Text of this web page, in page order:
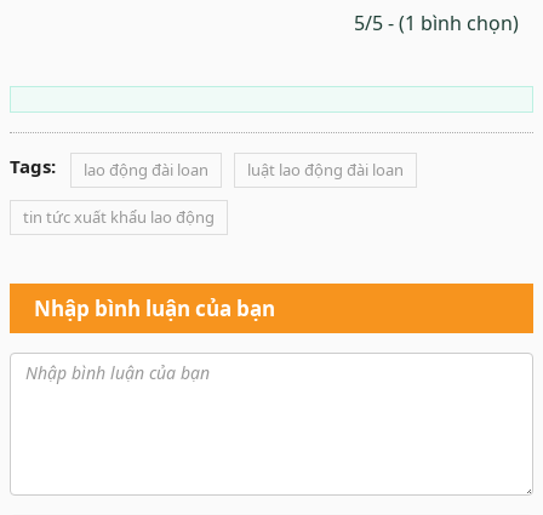
5/5 - (1 bình chọn)
Tags: lao động đài loan luật lao động đài loan
tin tức xuất khẩu lao động
Nhập bình luận của bạn